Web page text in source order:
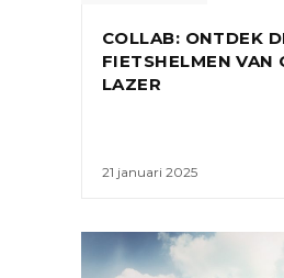
COLLAB: ONTDEK
FIETSHELMEN VAN
LAZER
21 januari 2025